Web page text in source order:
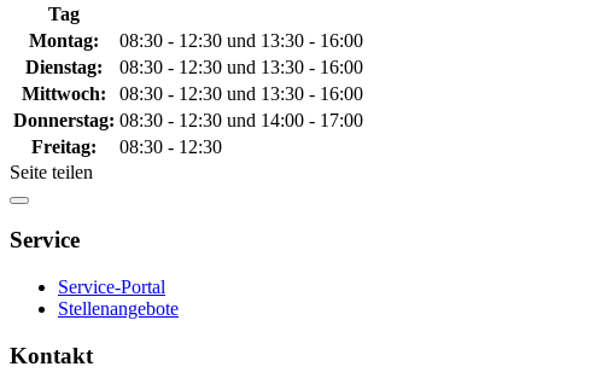
Tag
Montag:
08:30 - 12:30 und 13:30 - 16:00
Dienstag:
08:30 - 12:30 und 13:30 - 16:00
Mittwoch:
08:30 - 12:30 und 13:30 - 16:00
Donnerstag: 08:30 - 12:30 und 14:00 - 17:00
Freitag:
08:30 - 12:30
Seite teilen
Service
Service-Portal
Stellenangebote
Kontakt